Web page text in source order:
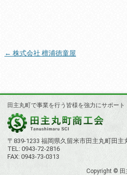
投
ビ
ゲ
ー
ョ
← 株式会社 檀浦徳童屋
田主丸町で事業を行う皆様を強力にサポート
〒839-1233 福岡県久留米市田主丸町田主
TEL: 0943-72-2816
FAX: 0943-73-0313
Copyright © 田